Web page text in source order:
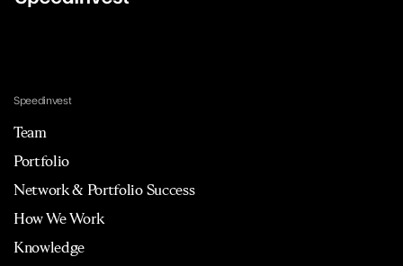
Speedinvest
Team
Portfolio
Network & Portfolio Success
How We Work
Knowledge